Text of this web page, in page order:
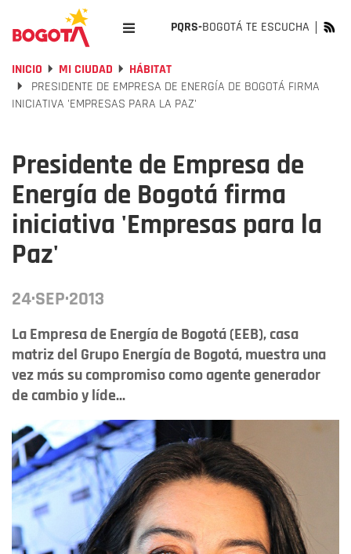
PQRS-BOGOTÁ TE ESCUCHA
INICIO MI CIUDAD
HÁBITAT
PRESIDENTE DE EMPRESA DE ENERGÍA DE BOGOTÁ FIRMA
INICIATIVA 'EMPRESAS PARA LA PAZ'
Presidente de Empresa de
Energía de Bogotá firma
iniciativa 'Empresas para la
Paz'
24·SEP·2013
La Empresa de Energía de Bogotá (EEB), casa
matriz del Grupo Energía de Bogotá, muestra una
vez más su compromiso como agente generador
de cambio y líde...